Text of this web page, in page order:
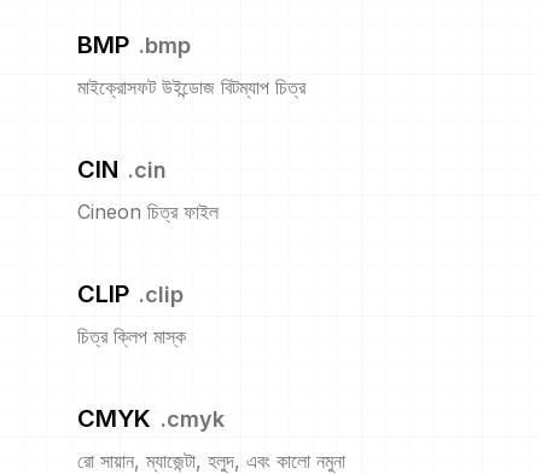
BMP .bmp
মাইক্রোসফট উইন্ডোজ বিটম্যাপ চিত্র
CIN .cin
Cineon চিত্র ফাইল
CLIP .clip
চিত্র ক্লিপ মাস্ক
CMYK .cmyk
রো সায়ান, ম্যাজেন্টা, হলুদ, এবং কালো নমুনা